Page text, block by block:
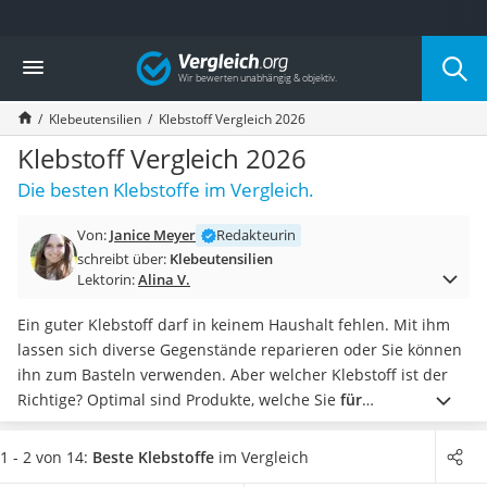
Die beliebtesten Vergleiche nach Kategorie
Wohnen
Matratzen-Topper
Matratzen
Konferenzlautsprecher
Tageslichtlampe
Badlüfter
Bürohocker
Außenleuchte mit Kamera
Akku-Tischlampe
Konferenzmikrofon
Klappmatratze
Duschkopf mit Kalkfilter
Aktenvernichter Sicherheitsstufe 4
Bettgitter
Vergleich
Klebeutensilien Klebstoff Vergleich 2026
Klebstoff Vergleich 2026
Die besten Klebstoffe im Vergleich.
Von: Janice Meyer
Redakteurin
schreibt über: Klebeutensilien
Lektorin:Alina V.
Ein guter Klebstoff darf in keinem Haushalt fehlen. Mit ihm
lassen sich diverse Gegenstände reparieren oder Sie können
ihn zum Basteln verwenden. Aber welcher Klebstoff ist der
Richtige? Optimal sind Produkte, welche Sie für
unterschiedliche Materialienverwenden können. Um
maximale Haftkraft zu erreichen, sollten Sie die zu
1 - 2 von 14: Beste Klebstoffe im Vergleich